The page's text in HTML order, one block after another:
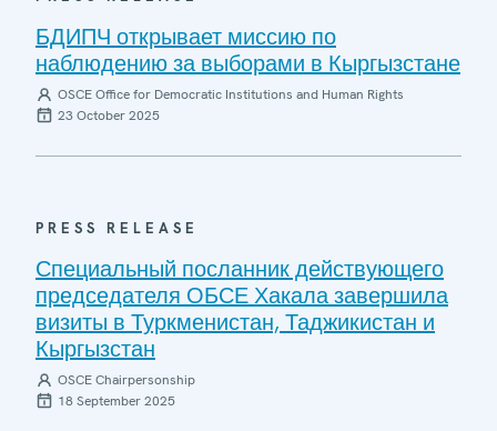
БДИПЧ открывает миссию по
наблюдению за выборами в Кыргызстане
OSCE Office for Democratic Institutions and Human Rights
23 October 2025
PRESS RELEASE
Специальный посланник действующего
председателя ОБСЕ Хакала завершила
визиты в Туркменистан, Таджикистан и
Кыргызстан
OSCE Chairpersonship
18 September 2025